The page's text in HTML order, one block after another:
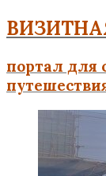
портал для